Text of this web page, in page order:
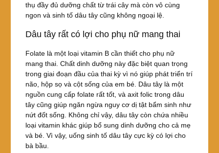
thụ đầy đủ dưỡng chất từ ​​trái cây mà còn vô cùng
ngon và sinh tố dâu tây cũng không ngoại lệ.
Dâu tây rất có lợi cho phụ nữ mang thai
Folate là một loại vitamin B cần thiết cho phụ nữ
mang thai. Chất dinh dưỡng này đặc biệt quan trọng
trong giai đoạn đầu của thai kỳ vì nó giúp phát triển trí
não, hộp sọ và cột sống của em bé. Dâu tây là một
nguồn cung cấp folate rất tốt, và axit folic trong dâu
tây cũng giúp ngăn ngừa nguy cơ dị tật bẩm sinh như
nứt đốt sống. Không chỉ vậy, dâu tây còn chứa nhiều
loại vitamin khác giúp bổ sung dinh dưỡng cho cả mẹ
và bé. Vì vậy, uống sinh tố dâu tây cực kỳ có lợi cho
bà bầu.